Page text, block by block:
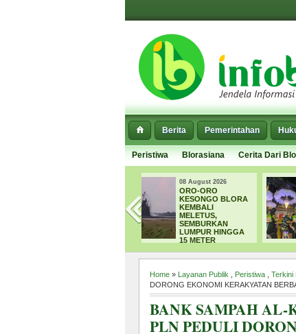
Berita Pemerintahan
Peristiwa Blorasiana Cerita Dari
06 August 2026
ANGGARAN,
KAKANG MBAKYU
DUTA WISATA
BLORA 2026
DITIADAKAN
Home » Layanan Publik Peristiwa Terkini
DORONG EKONOMI KERAKYATAN
BANK SAMPAH AL-
PLN PEDULI